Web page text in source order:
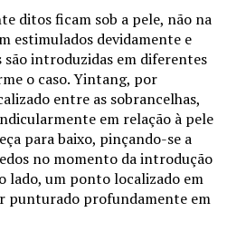
ditos ficam sob a pele, não na
estimulados devidamente e
são introduzidas em diferentes
o caso. Yintang, por
entre as sobrancelhas,
em relação à pele
para baixo, pinçando-se a
no momento da introdução
lado, um ponto localizado em
punturado profundamente em